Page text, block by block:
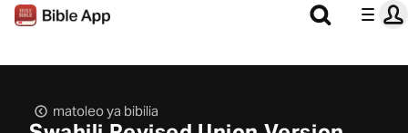
matoleo ya bibilia